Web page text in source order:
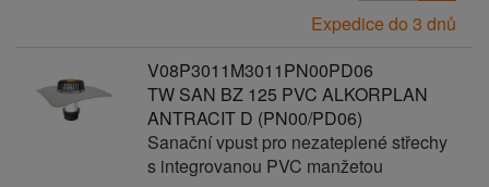
Expedice do 3 dnů
V08P3011M3011PN00PD06
TW SAN BZ 125 PVC ALKORPLAN
ANTRACIT D (PN00/PD06)
Sanační vpust pro nezateplené střechy
s integrovanou PVC manžetou